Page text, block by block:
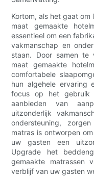
Kortom, als het gaat
maat gemaakte
essentieel om een
vakmanschap en
staan. Door samen te
maat gemaakte
comfortabele
hun algehele ervaring
focus op het gebruik
aanbieden van
uitzonderlijk
ondersteuning,
matras is ontworpen
uw gasten een
Upgrade het
gemaakte matrassen
verblijf van uw gasten